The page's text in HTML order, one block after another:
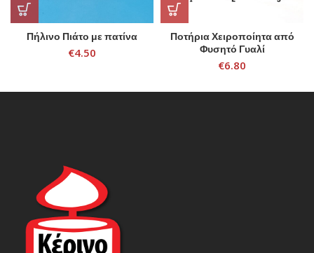
Πήλινο Πιάτο με πατίνα
€4.50
Ποτήρια Χειροποίητα από
Φυσητό Γυαλί
€6.80